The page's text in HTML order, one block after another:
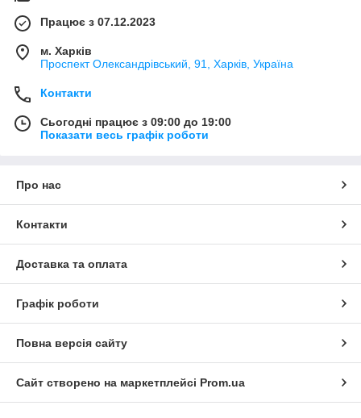
Працює з 07.12.2023
м. Харків
Проспект Олександрівський, 91, Харків, Україна
Контакти
Сьогодні працює з 09:00 до 19:00
Показати весь графік роботи
Про нас
Контакти
Доставка та оплата
Графік роботи
Повна версія сайту
Сайт створено на маркетплейсі Prom.ua